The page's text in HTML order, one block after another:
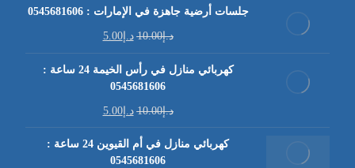
جلسات أرضية جاهزة في الإمارات : 0545681606
د.إ10.00 د.إ5.00
كهربائي منازل في رأس الخيمة 24 ساعة :
0545681606
د.إ10.00 د.إ5.00
كهربائي منازل في أم القيوين 24 ساعة :
0545681606